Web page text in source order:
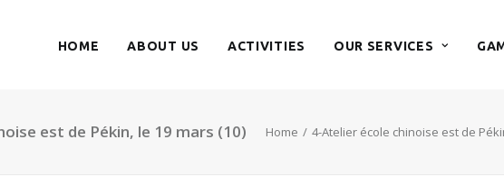
HOME ABOUT US ACTIVITIES OUR SERVICES
est de Pékin, le 19 mars (10) Home 4-Atelier école chinoise est de